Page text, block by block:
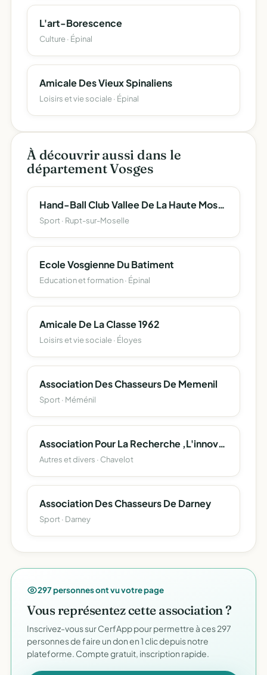
L'art-Borescence
Culture · Épinal
Amicale Des Vieux Spinaliens
Loisirs et vie sociale · Épinal
À découvrir aussi dans le
département Vosges
Hand-Ball Club Vallee De La Haute Moselle
Sport · Rupt-sur-Moselle
Ecole Vosgienne Du Batiment
Education et formation · Épinal
Amicale De La Classe 1962
Loisirs et vie sociale · Éloyes
Association Des Chasseurs De Memenil
Sport · Méménil
Association Pour La Recherche ,L'innovation Pedagogique Et L'animation Culturelle De La Circonscription D'epinal Ii.(A.r.i.p.a.c.-E.ii.)
Autres et divers · Chavelot
Association Des Chasseurs De Darney
Sport · Darney
297 personnes ont vu votre page
Vous représentez cette association ?
Inscrivez-vous sur CerfApp pour permettre à ces 297
personnes de faire un don en 1 clic depuis notre
plateforme. Compte gratuit, inscription rapide.